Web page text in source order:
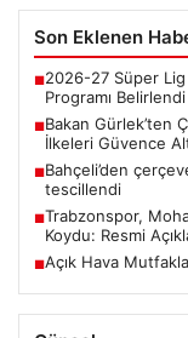
Son Eklenen
■2026-27 Süper
Programı Belirlendi
■Bakan Gürlek’ten
İlkeleri Güvence
■Bahçeli’den
tescillendi
■Trabzonspor,
Koydu: Resmi
■Açık Hava